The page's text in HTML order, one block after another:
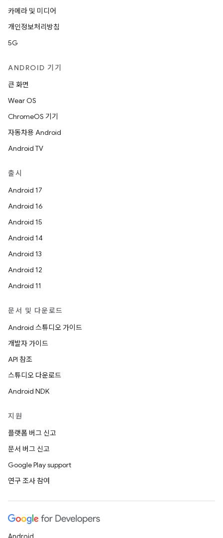
카메라 및 미디어
개인정보처리방침
5G
ANDROID 기기
큰 화면
Wear OS
ChromeOS 기기
자동차용 Android
Android TV
출시
Android 17
Android 16
Android 15
Android 14
Android 13
Android 12
Android 11
문서 및 다운로드
Android 스튜디오 가이드
개발자 가이드
API 참조
스튜디오 다운로드
Android NDK
지원
플랫폼 버그 신고
문서 버그 신고
Google Play support
연구 조사 참여